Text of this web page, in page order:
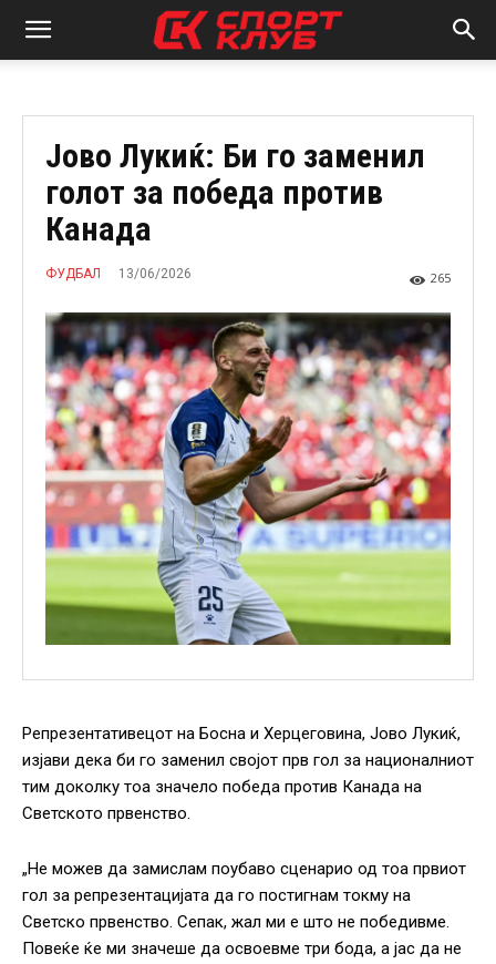
Јово Лукиќ: Би го заменил
голот за победа против
Канада
ФУДБАЛ 13/06/2026 265
Репрезентативецот на Босна и Херцеговина, Јово Лукиќ,
изјави дека би го заменил својот прв гол за националниот
тим доколку тоа значело победа против Канада на
Светското првенство.
„Не можев да замислам поубаво сценарио од тоа првиот
гол за репрезентацијата да го постигнам токму на
Светско првенство. Сепак, жал ми е што не победивме.
Повеќе ќе ми значеше да освоевме три бода, а јас да не